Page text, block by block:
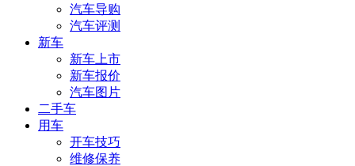
汽车导购
汽车评测
新车
新车上市
新车报价
汽车图片
二手车
用车
开车技巧
维修保养